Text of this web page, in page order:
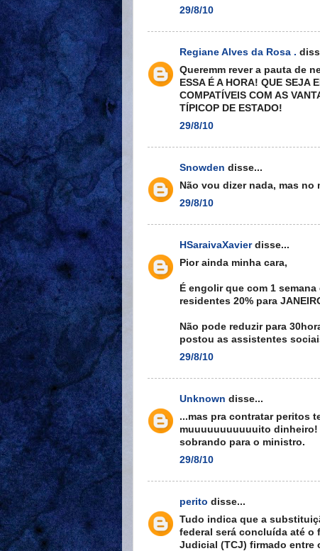
29/8/10
Regiane Alves da Rosa .
Queremm rever a pauta de
ESSA É A HORA! QUE SEJA
COMPATÍVEIS COM AS
TÍPICOP DE ESTADO!
29/8/10
Snowden disse...
Não vou dizer nada, mas
29/8/10
HSaraivaXavierdisse...
Pior ainda minha cara,
É engolir que com 1
residentes 20% para
Não pode reduzir para
postou as assistentes
29/8/10
Unknown disse...
...mas pra contratar peritos
muuuuuuuuuuuito dinheiro!
sobrando para o ministro.
29/8/10
perito disse...
Tudo indica que a
federal será concluída até o
Judicial (TCJ) firmado entre